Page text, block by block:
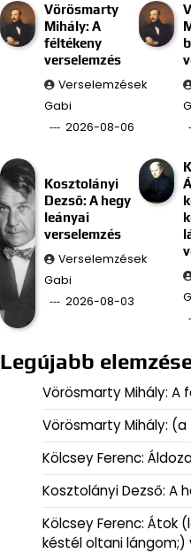
Vörösmarty
Mihály: A
féltékeny
verselemzés
Verselemzések
Gabi
2026-08-06
Kosztolányi
Dezső: A hegy
leányai
verselemzés
Verselemzések
Gabi
2026-08-03
Legújabb
Vörösmarty Mihály: A
Vörösmarty Mihály:
Kölcsey Ferenc:
Kosztolányi Dezső: A
Kölcsey Ferenc: Átok
késtél oltani lángom;)